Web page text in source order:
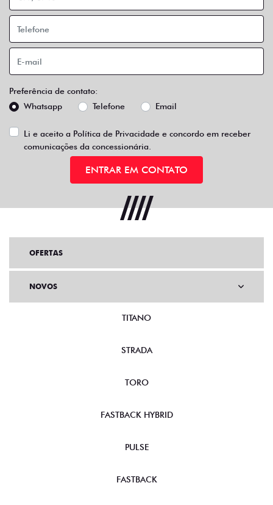
Preferência de contato:
Whatsapp
Telefone Email
Li e aceito a Política de Privacidade e concordo em receber
comunicações da concessionária.
ENTRAR EM CONTATO
OFERTAS
NOVOS
TITANO
STRADA
TORO
FASTBACK HYBRID
PULSE
FASTBACK